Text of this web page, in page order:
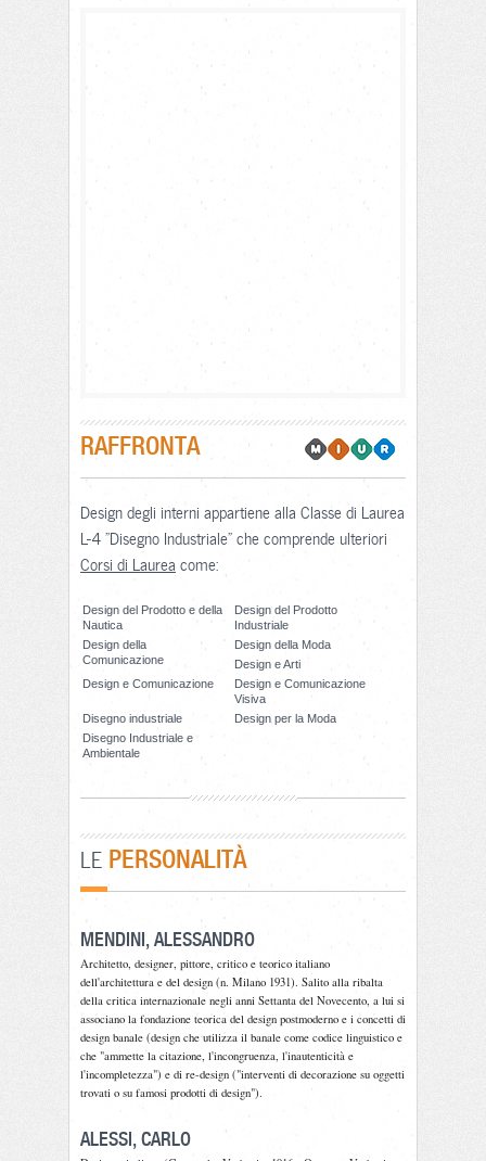
RAFFRONTA
Design degli interni appartiene alla Classe di Laurea
L-4 "Disegno Industriale" che comprende ulteriori
Corsi di Laurea come:
Design del Prodotto e della
Nautica
Design del Prodotto
Industriale
Design della
Comunicazione
Design della Moda
Design e Arti
Design e Comunicazione
Design e Comunicazione
Visiva
Disegno industriale
Design per la Moda
Disegno Industriale e
Ambientale
LE PERSONALITÀ
MENDINI, ALESSANDRO
Architetto, designer, pittore, critico e teorico italiano
dell'architettura e del design (n. Milano 1931). Salito alla ribalta
della critica internazionale negli anni Settanta del Novecento, a lui si
associano la fondazione teorica del design postmoderno e i concetti di
design banale (design che utilizza il banale come codice linguistico e
che "ammette la citazione, l'incongruenza, l'inautenticità e
l'incompletezza") e di re-design ("interventi di decorazione su oggetti
trovati o su famosi prodotti di design").
ALESSI, CARLO